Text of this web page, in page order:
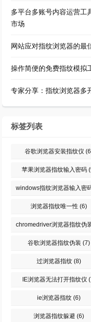
多平台多账号内容运营工
市场
网站应对指纹浏览器的最
操作简便的免费指纹模拟
专家分享：指纹浏览器多
标签列表
谷歌浏览器安装指纹仪
苹果浏览器指纹输入密码
windows指纹浏览器输入密
浏览器指纹唯一性 (6)
chromedriver浏览器指纹伪
谷歌浏览器指纹伪装 (7)
过浏览器指纹 (8)
IE浏览器无法打开指纹仪
ie浏览器指纹 (6)
浏览器指纹躲避 (6)